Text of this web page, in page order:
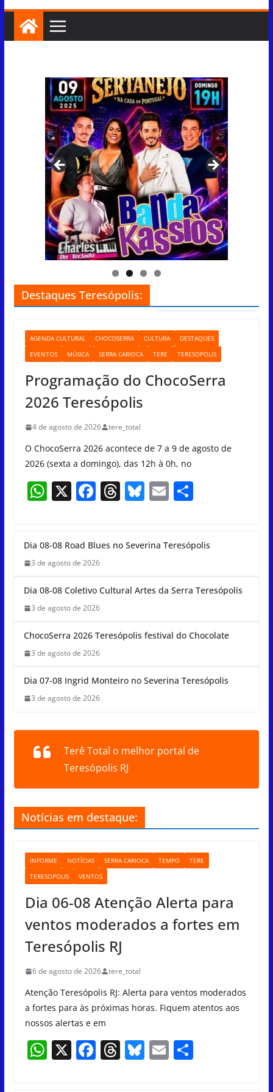
Programação cultural de Agosto de
2026
Destaques Teresópolis:
AGENDA CULTURAL CHOCOSERRA CULTURA
DESTAQUES
EVENTOS
MÚSICA SERRA CARIOCA TERE TERESOPOLIS
Programação do ChocoSerra
2026 Teresópolis
4 de agosto de 2026 tere_total
O ChocoSerra 2026 acontece de 7 a 9 de agosto de
2026 (sexta a domingo), das 12h à 0h, no
W
s
A
p
p
X F
e
b
o
o
k
T
a
s
Bl
sk
E
l
S
e
Dia 08-08 Road Blues no Severina Teresópolis
3 de agosto de 2026
Dia 08-08 Coletivo Cultural Artes da Serra Teresópolis
3 de agosto de 2026
ChocoSerra 2026 Teresópolis festival do Chocolate
3 de agosto de 2026
Dia 07-08 Ingrid Monteiro no Severina Teresópolis
3 de agosto de 2026
Terê Total o melhor portal de
Teresópolis RJ
Notícias em destaque:
INFORME NOTÍCIAS SERRA CARIOCA TEMPO
TERE
TERESOPOLIS
VENTOS
Dia 06-08 Atenção Alerta para
ventos moderados a fortes em
Teresópolis RJ
6 de agosto de 2026 tere_total
Atenção Teresópolis RJ: Alerta para ventos moderados
a fortes para às próximas horas. Fiquem atentos aos
nossos alertas e em
W X F T Bl E S